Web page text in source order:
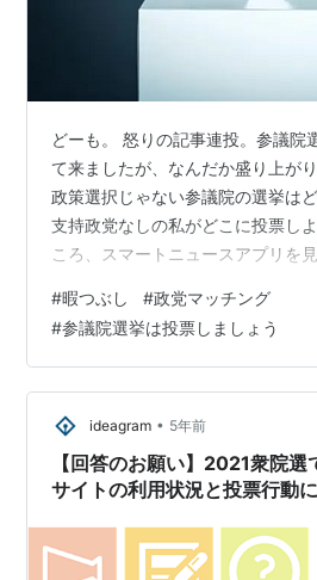
どーも。 怒りの記事連投。参議院
て来ましたが、なんだか盛り上が
政策選択じゃない参議院の選挙は
支持政党なしの私がどこに投票し
ころ、スマートニュースアプリを
やつを。
#暇つぶし #政党マッチング
#参議院選挙は投票しましょう
ideagram • 5年前
【回答のお願い】2021衆院
サイトの利用状況と投票行動